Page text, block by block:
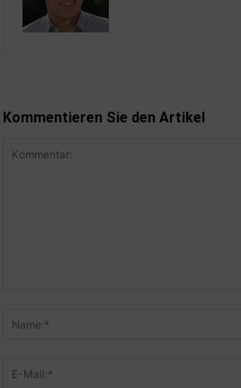
Kommentieren Sie den Artikel